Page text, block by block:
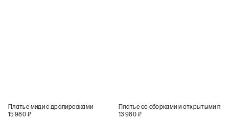
Платье миди с драпировками
15 980 ₽
13 980 ₽